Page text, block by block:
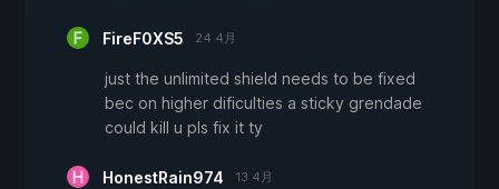
FireF0XS5 24 4月
just the unlimited shield needs to be fixed
bec on higher dificulties a sticky grendade
could kill u pls fix it ty
HonestRain974 13 4月